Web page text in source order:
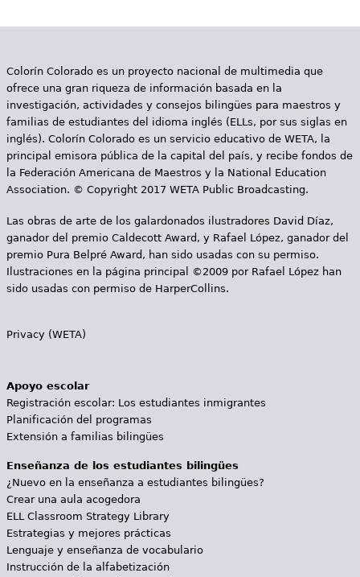
t
á
a
q
u
í
Colorín Colorado es un proyecto nacional de multimedia que
ofrece una gran riqueza de información basada en la
investigación, actividades y consejos bilingües para maestros y
familias de estudiantes del idioma inglés (ELLs, por sus siglas en
inglés). Colorín Colorado es un servicio educativo de WETA, la
principal emisora pública de la capital del país, y recibe fondos de
la Federación Americana de Maestros y la National Education
Association. © Copyright 2017 WETA Public Broadcasting.
Las obras de arte de los galardonados ilustradores David Díaz,
ganador del premio Caldecott Award, y Rafael López, ganador del
premio Pura Belpré Award, han sido usadas con su permiso.
Ilustraciones en la página principal ©2009 por Rafael López han
sido usadas con permiso de HarperCollins.
Privacy (WETA)
Apoyo escolar
Registración escolar: Los estudiantes inmigrantes
Planificación del programas
Extensión a familias bilingües
Enseñanza de los estudiantes bilingües
¿Nuevo en la enseñanza a estudiantes bilingües?
Crear una aula acogedora
ELL Classroom Strategy Library
Estrategias y mejores prácticas
Lenguaje y enseñanza de vocabulario
Instrucción de la alfabetización